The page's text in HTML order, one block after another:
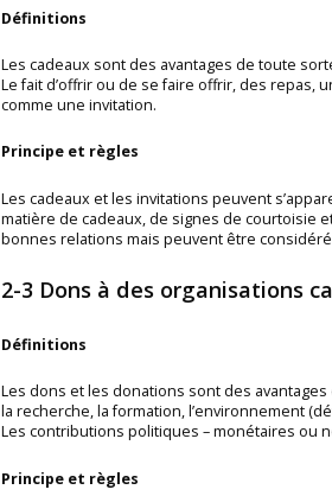
Définitions
Les cadeaux sont des avantages de toute
Le fait d’offrir ou de se faire offrir, des repas,
comme une invitation.
Principe et règles
Les cadeaux et les invitations peuvent
matière de cadeaux, de signes de courtoisie
bonnes relations mais peuvent être
2-3 Dons à des organisations
Définitions
Les dons et les donations sont des
la recherche, la formation, l’environnement
Les contributions politiques – monétaires ou
Principe et règles